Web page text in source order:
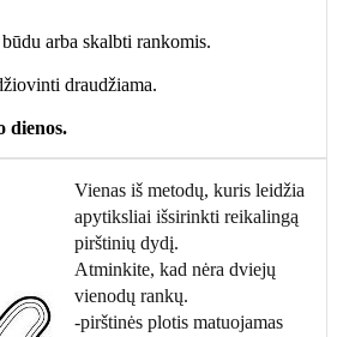
arba skalbti rankomis.
draudžiama.
dienos.
Vienas iš metodų, kuris leidžia
apytiksliai išsirinkti reikalingą
pirštinių dydį.
Atminkite, kad nėra dviejų
vienodų rankų.
-pirštinės plotis matuojamas